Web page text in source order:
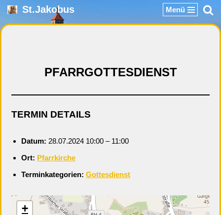
Zum
St.Jakobus Menü
PFARRGOTTESDIENST
TERMIN DETAILS
Datum: 28.07.2024 10:00 – 11:00
Ort: Pfarrkirche
Terminkategorien: Gottesdienst
+